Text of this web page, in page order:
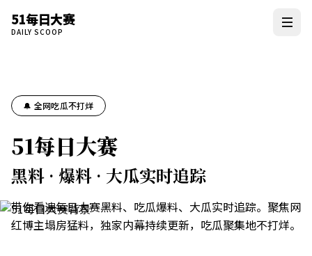
51每日大赛
DAILY SCOOP
🔔 全网吃瓜不打烊
51每日大赛
黑料 · 爆料 · 大瓜实时追踪
带你看遍每日大赛黑料、吃瓜爆料、大瓜实时追踪。聚焦网
红博主塌房猛料，独家内幕持续更新，吃瓜聚集地不打烊。